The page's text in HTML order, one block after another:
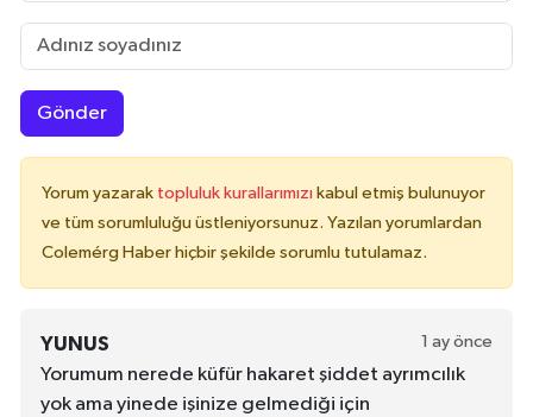
Gönder
Yorum yazarak topluluk kurallarımızı kabul etmiş bulunuyor
ve tüm sorumluluğu üstleniyorsunuz. Yazılan yorumlardan
Colemérg Haber hiçbir şekilde sorumlu tutulamaz.
YUNUS 1 ay önce
Yorumum nerede küfür hakaret şiddet ayrımcılık
yok ama yinede işinize gelmediği için